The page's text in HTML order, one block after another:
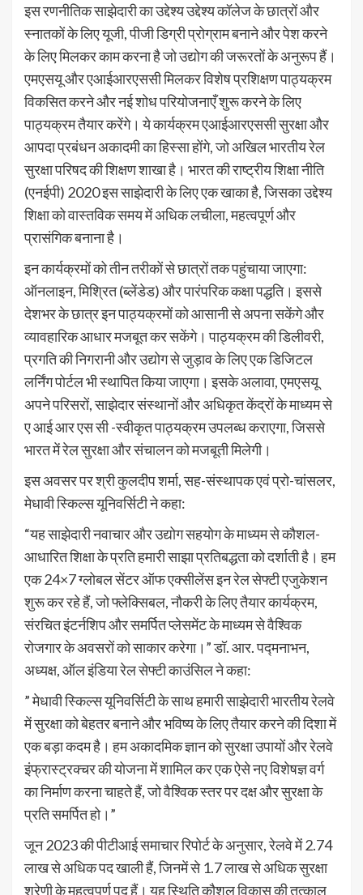
इस रणनीतिक साझेदारी का उद्देश्य उद्देश्य कॉलेज के छात्रों और
स्नातकों के लिए यूजी, पीजी डिग्री प्रोग्राम बनाने और पेश करने
के लिए मिलकर काम करना है जो उद्योग की जरूरतों के अनुरूप हैं।
एमएसयू और एआईआरएससी मिलकर विशेष प्रशिक्षण पाठ्यक्रम
विकसित करने और नई शोध परियोजनाएँ शुरू करने के लिए
पाठ्यक्रम तैयार करेंगे। ये कार्यक्रम एआईआरएससी सुरक्षा और
आपदा प्रबंधन अकादमी का हिस्सा होंगे, जो अखिल भारतीय रेल
सुरक्षा परिषद की शिक्षण शाखा है। भारत की राष्ट्रीय शिक्षा नीति
(एनईपी) 2020 इस साझेदारी के लिए एक खाका है, जिसका उद्देश्य
शिक्षा को वास्तविक समय में अधिक लचीला, महत्वपूर्ण और
प्रासंगिक बनाना है।
इन कार्यक्रमों को तीन तरीकों से छात्रों तक पहुंचाया जाएगा:
ऑनलाइन, मिश्रित (ब्लेंडेड) और पारंपरिक कक्षा पद्धति। इससे
देशभर के छात्र इन पाठ्यक्रमों को आसानी से अपना सकेंगे और
व्यावहारिक आधार मजबूत कर सकेंगे। पाठ्यक्रम की डिलीवरी,
प्रगति की निगरानी और उद्योग से जुड़ाव के लिए एक डिजिटल
लर्निंग पोर्टल भी स्थापित किया जाएगा। इसके अलावा, एमएसयू
अपने परिसरों, साझेदार संस्थानों और अधिकृत केंद्रों के माध्यम से
ए आई आर एस सी -स्वीकृत पाठ्यक्रम उपलब्ध कराएगा, जिससे
भारत में रेल सुरक्षा और संचालन को मजबूती मिलेगी।
इस अवसर पर श्री कुलदीप शर्मा, सह-संस्थापक एवं प्रो-चांसलर,
मेधावी स्किल्स यूनिवर्सिटी ने कहा:
“यह साझेदारी नवाचार और उद्योग सहयोग के माध्यम से कौशल-
आधारित शिक्षा के प्रति हमारी साझा प्रतिबद्धता को दर्शाती है। हम
एक 24×7 ग्लोबल सेंटर ऑफ एक्सीलेंस इन रेल सेफ्टी एजुकेशन
शुरू कर रहे हैं, जो फ्लेक्सिबल, नौकरी के लिए तैयार कार्यक्रम,
संरचित इंटर्नशिप और समर्पित प्लेसमेंट के माध्यम से वैश्विक
रोजगार के अवसरों को साकार करेगा।” डॉ. आर. पद्मनाभन,
अध्यक्ष, ऑल इंडिया रेल सेफ्टी काउंसिल ने कहा:
” मेधावी स्किल्स यूनिवर्सिटी के साथ हमारी साझेदारी भारतीय रेलवे
में सुरक्षा को बेहतर बनाने और भविष्य के लिए तैयार करने की दिशा में
एक बड़ा कदम है। हम अकादमिक ज्ञान को सुरक्षा उपायों और रेलवे
इंफ्रास्ट्रक्चर की योजना में शामिल कर एक ऐसे नए विशेषज्ञ वर्ग
का निर्माण करना चाहते हैं, जो वैश्विक स्तर पर दक्ष और सुरक्षा के
प्रति समर्पित हो।”
जून 2023 की पीटीआई समाचार रिपोर्ट के अनुसार, रेलवे में 2.74
लाख से अधिक पद खाली हैं, जिनमें से 1.7 लाख से अधिक सुरक्षा
श्रेणी के महत्वपूर्ण पद हैं। यह स्थिति कौशल विकास की तत्काल